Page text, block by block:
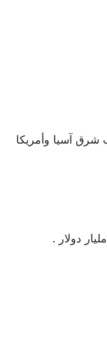
شرق آسيا وأمريكا